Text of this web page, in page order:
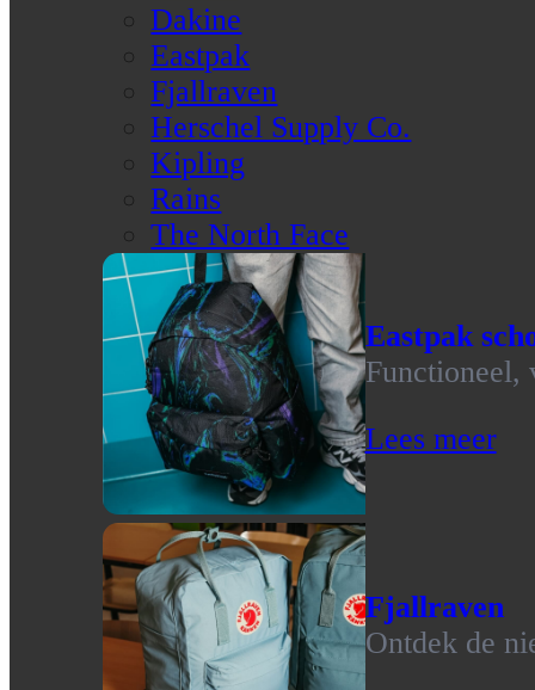
Dakine
Eastpak
Fjallraven
Herschel Supply Co.
Kipling
Rains
The North Face
Eastpak
Functioneel,
Lees meer
Fjallraven
Ontdek de